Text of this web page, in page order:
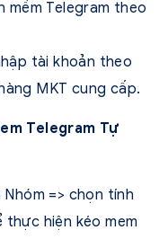
mềm Telegram theo
tài khoản theo
MKT cung cấp.
Telegram Tự
=> chọn tính
thực hiện kéo mem